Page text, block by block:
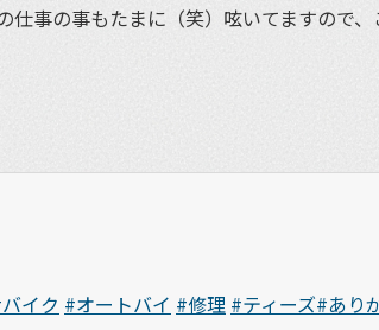
仕事の事もたまに（笑）呟いてますので
イク #オートバイ #修理 #ティーズ#あり